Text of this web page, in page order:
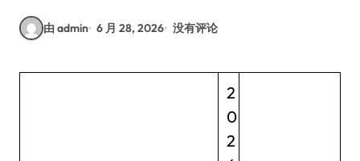
由 admin 6 月 28, 2026 没有评论
2
0
2